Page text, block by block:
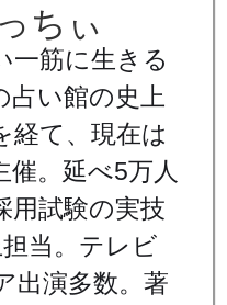
ちぃ
一筋に生きる
占い館の史上
経て、現在は
催。延べ5万人
用試験の実技
当。テレビ
出演多数。著